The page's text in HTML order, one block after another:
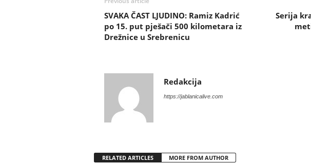
SVAKA ČAST LJUDINO: Ramiz Kadrić
po 15. put pješači 500 kilometara iz
Drežnice u Srebrenicu
Serija
Redakcija
https://jablanicalive.com
RELATED ARTICLES MORE FROM AUTHOR